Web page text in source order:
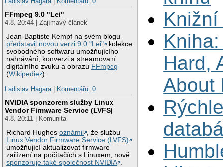
FFmpeg 9.0 "Lei"
4.8. 20:44 | Zajímavý článek
Jean-Baptiste Kempf na svém blogu
představil novou verzi 9.0 "Lei"
kolekce
svobodného softwaru umožňujícího
nahrávání, konverzi a streamovaní
digitálního zvuku a obrazu FFmpeg
(Wikipedie ).
Ladislav Hagara| Komentářů: 0
NVIDIA sponzorem služby Linux
Vendor Firmware Service (LVFS)
4.8. 20:11 | Komunita
Richard Hughesoznámil
, že službu
Linux Vendor Firmware Service (LVFS)
umožňující aktualizovat firmware
zařízení na počítačích s Linuxem, nově
sponzoruje také společnost NVIDIA .
Hard,
About